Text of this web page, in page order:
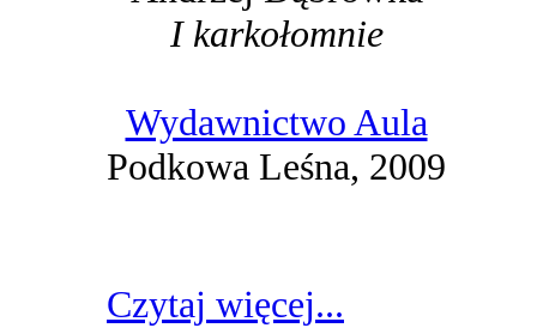
I karkołomnie
Wydawnictwo Aula
Podkowa Leśna, 2009
Czytaj więcej...